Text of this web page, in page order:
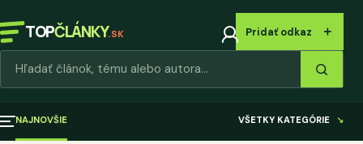
TOPČLÁNKY.SK Pridať odkaz ＋
NAJNOVŠIE VŠETKY KATEGÓRIE ↘